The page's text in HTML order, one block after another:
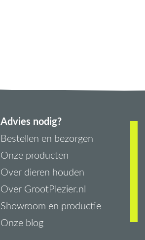
Advies nodig?
Bestellen en bezorgen
Onze producten
Over dieren houden
Over GrootPlezier.nl
Showroom en productie
Onze blog